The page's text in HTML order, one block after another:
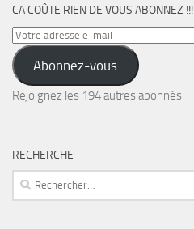
CA COÛTE RIEN DE VOUS ABONNEZ !!!
Votre
adresse
e-
mail
Abonnez-vous
Rejoignez les 194 autres abonnés
RECHERCHE
Rechercher :